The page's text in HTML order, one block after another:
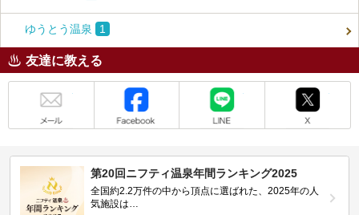
ゆうとう温泉 1
友達に教える
第20回ニフティ温泉年間ランキング2025
全国約2.2万件の中から頂点に選ばれた、2025年の人
気施設は…